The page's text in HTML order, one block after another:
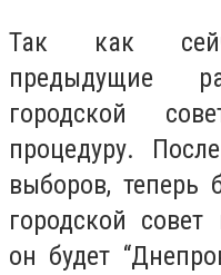
Так как
предыдущие
городской
процедуру.
выборов, теперь
городской
он будет